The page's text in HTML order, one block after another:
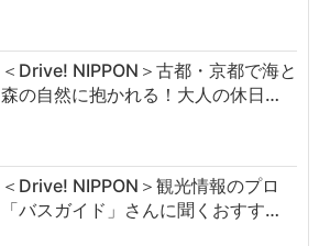
＜Drive! NIPPON＞古都・京都で海と
森の自然に抱かれる！大人の休日…
＜Drive! NIPPON＞観光情報のプロ
「バスガイド」さんに聞くおすす…